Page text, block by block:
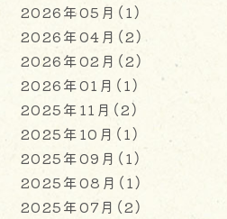
2026年05月（1）
2026年04月（2）
2026年02月（2）
2026年01月（1）
2025年11月（2）
2025年10月（1）
2025年09月（1）
2025年08月（1）
2025年07月（2）